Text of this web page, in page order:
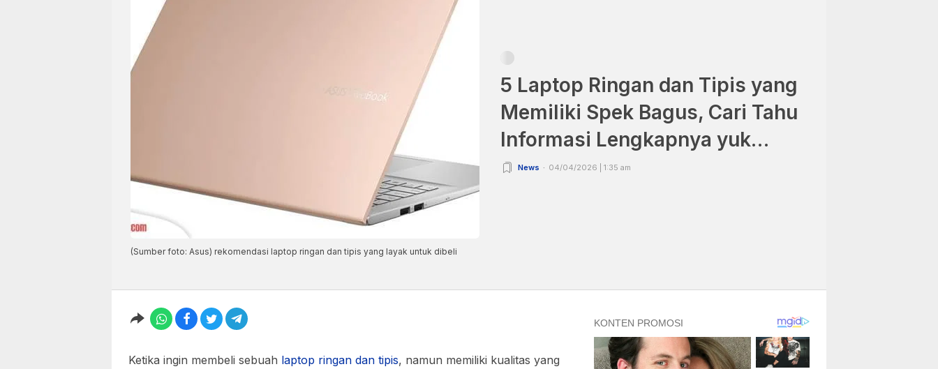
(Sumber foto: Asus) rekomendasi laptop ringan dan tipis yang layak untuk dibeli
5 Laptop Ringan dan Tipis yang
Memiliki Spek Bagus, Cari Tahu
Informasi Lengkapnya yuk…
News 04/04/2026 | 1:35 am
Ketika ingin membeli sebuah laptop ringan dan tipis, namun memiliki kualitas yang